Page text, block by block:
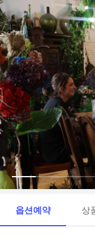
옵션예약 상